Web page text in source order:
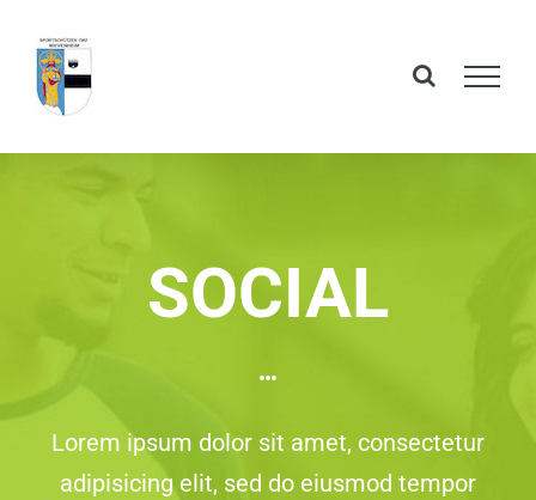
content
SOCIAL
Lorem ipsum dolor sit amet, consectetur
adipisicing elit, sed do eiusmod tempor